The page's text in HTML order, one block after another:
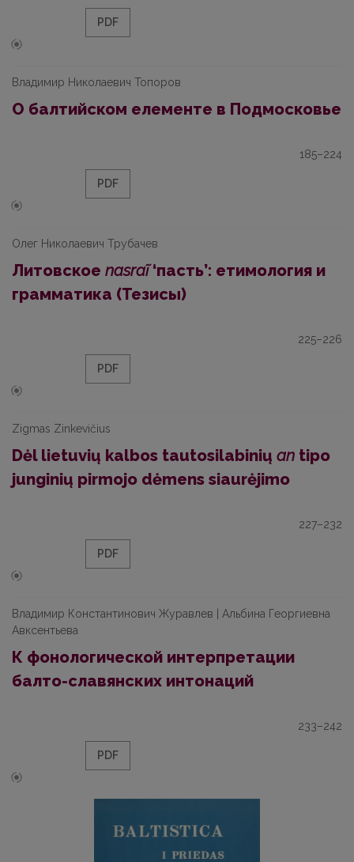
PDF
Владимир Николаевич Топоров
О балтийском елементе в Подмосковье
185–224
PDF
Олег Николаевич Трубачев
Литовское nasraĩ‘пасть’: етимология и
грамматика (Тезисы)
225–226
PDF
Zigmas Zinkevičius
Dėl lietuvių kalbos tautosilabinių an tipo
junginių pirmojo dėmens siaurėjimo
227–232
PDF
Владимир Константинович Журавлев | Альбина Георгиевна
Авксентьева
К фонологической интерпретации
балто-славянских интонаций
233–242
PDF